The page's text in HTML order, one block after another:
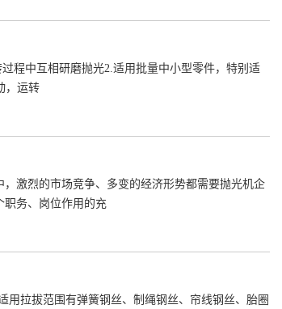
程中互相研磨抛光2.适用批量中小型零件，特别适
，运转
激烈的市场竞争、多变的经济形势都需要抛光机企
职务、岗位作用的充
拉拔范围有弹簧钢丝、制绳钢丝、帘线钢丝、胎圈